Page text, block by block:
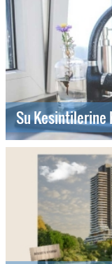
Su Kesintilerine